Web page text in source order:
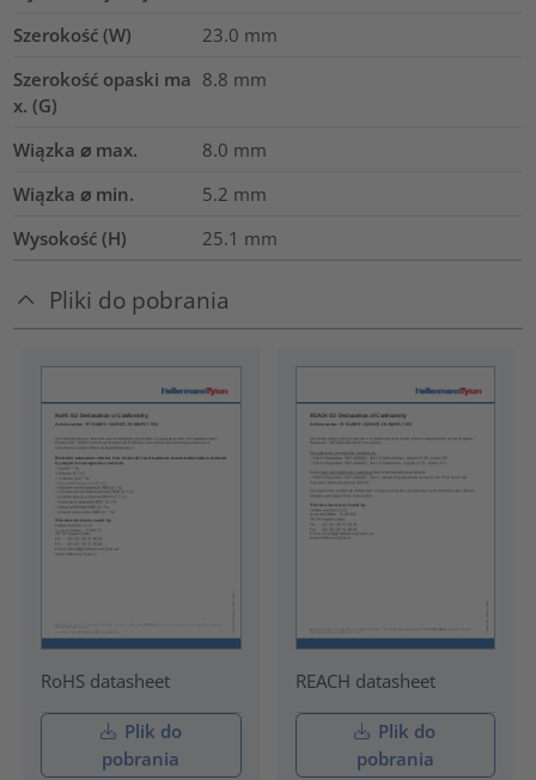
Szerokość (W) 23.0 mm
Szerokość opaski ma
x. (G)
8.8 mm
Wiązka ⌀ max. 8.0 mm
Wiązka ⌀ min.
5.2 mm
Wysokość (H)
25.1 mm
Pliki do pobrania
RoHS datasheet
Plik do
pobrania
REACH datasheet
Plik do
pobrania